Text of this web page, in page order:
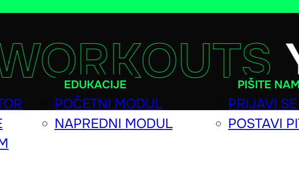
EDUKACIJE
POČETNI MODUL
NAPREDNI MODUL
PIŠITE NAM
PRIJAVI SE
POSTAVI